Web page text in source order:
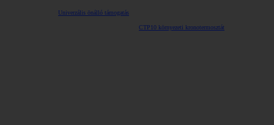
Univerzális önálló támogatás
CTP10 környezeti kronotermosztát